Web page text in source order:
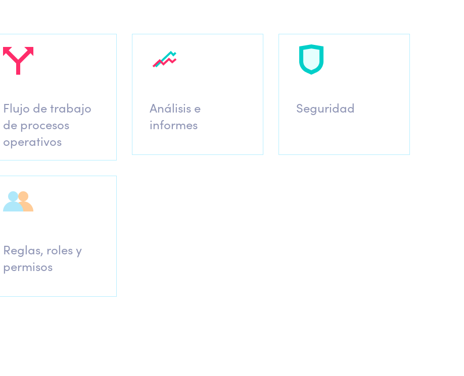
Flujo de trabajo
de procesos
operativos
Análisis e
informes
Seguridad
Reglas, roles y
permisos